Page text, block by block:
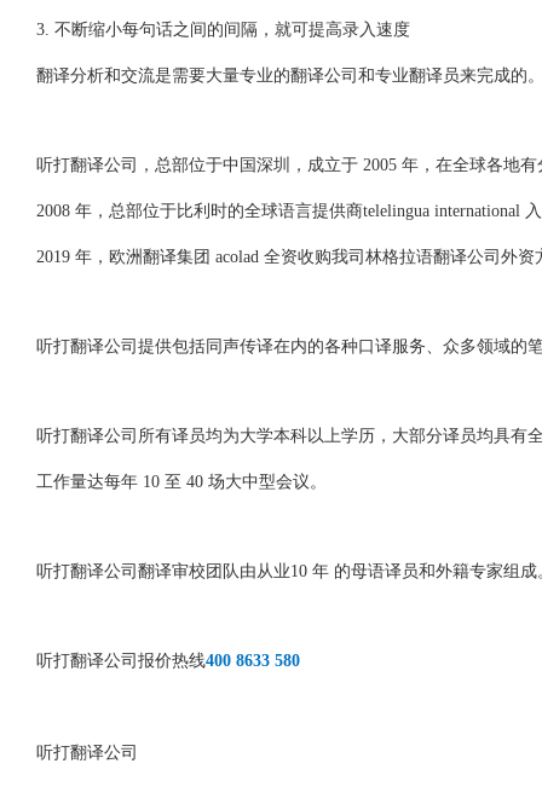
3. 不断缩小每句话之间的间隔，就可提高录入速度
翻译分析和交流是需要大量专业的翻译公司和专业翻译员来完成的
听打翻译公司，总部位于中国深圳，成立于 2005 年，在全球各地
2008 年，总部位于比利时的全球语言提供商telelingua international
2019 年，欧洲翻译集团 acolad 全资收购我司林格拉语翻译公司外资
听打翻译公司提供包括同声传译在内的各种口译服务、众多领域的
听打翻译公司所有译员均为大学本科以上学历，大部分译员均具有
工作量达每年 10 至 40 场大中型会议。
听打翻译公司翻译审校团队由从业10 年 的母语译员和外籍专家组成
听打翻译公司报价热线400 8633 580
听打翻译公司